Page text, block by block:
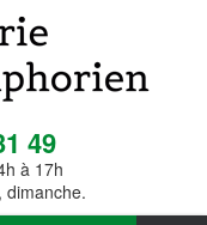
49
à 17h
dimanche.